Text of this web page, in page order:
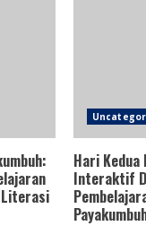
Literasi
Hari Kedua
Interaktif